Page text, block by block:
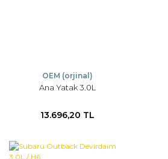
OEM (orjinal)
Ana Yatak 3.0L
13.696,20 TL